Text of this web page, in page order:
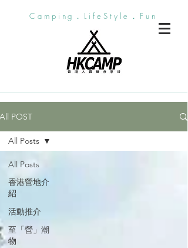
Camping．LifeStyle．Fun
All POST
All Posts
香港營地介
紹
活動推介
至「營」潮
物
All Posts